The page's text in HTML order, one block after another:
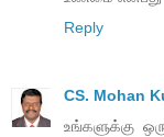
Reply
CS. Mohan
உங்களுக்கு